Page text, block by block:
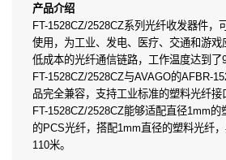
产品介绍
FT-1528CZ/2528CZ系列光纤收发器件，
使用，为工业、发电、医疗、交通和游
低成本的光纤通信链路，工作温度达到了
FT-1528CZ/2528CZ与AVAGO的AFBR-
品完全兼容，支持工业标准的塑料光纤接
FT-1528CZ/2528CZ能够适配直径1mm的
的PCS光纤，搭配1mm直径的塑料光纤
110米。